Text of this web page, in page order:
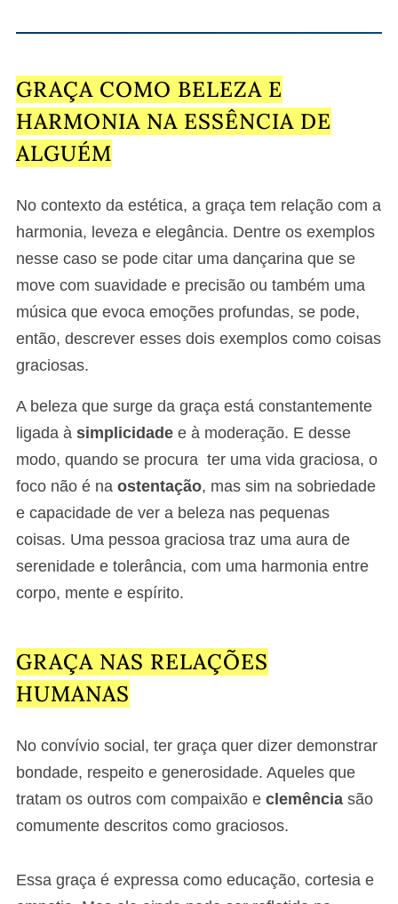
GRAÇA COMO BELEZA E
HARMONIA NA ESSÊNCIA DE
ALGUÉM
No contexto da estética, a graça tem relação com a
harmonia, leveza e elegância. Dentre os exemplos
nesse caso se pode citar uma dançarina que se
move com suavidade e precisão ou também uma
música que evoca emoções profundas, se pode,
então, descrever esses dois exemplos como coisas
graciosas.
A beleza que surge da graça está constantemente
ligada à simplicidade e à moderação. E desse
modo, quando se procura ter uma vida graciosa, o
foco não é na ostentação, mas sim na sobriedade
e capacidade de ver a beleza nas pequenas
coisas. Uma pessoa graciosa traz uma aura de
serenidade e tolerância, com uma harmonia entre
corpo, mente e espírito.
GRAÇA NAS RELAÇÕES
HUMANAS
No convívio social, ter graça quer dizer demonstrar
bondade, respeito e generosidade. Aqueles que
tratam os outros com compaixão e clemência são
comumente descritos como graciosos.
Essa graça é expressa como educação, cortesia e